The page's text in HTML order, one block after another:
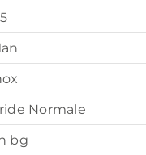
Normale
bg